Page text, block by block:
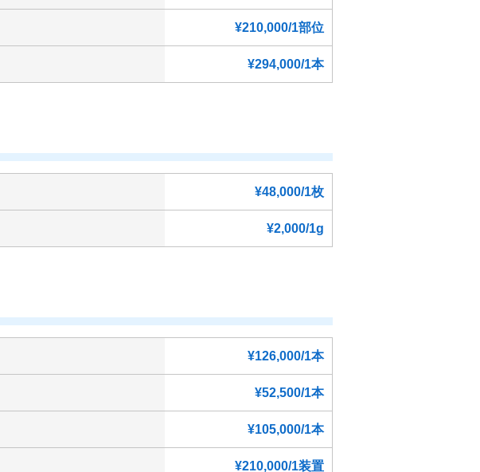
¥210,000/1部位
¥294,000/1本
¥48,000/1枚
¥2,000/1g
¥126,000/1本
¥52,500/1本
¥105,000/1本
¥210,000/1装置